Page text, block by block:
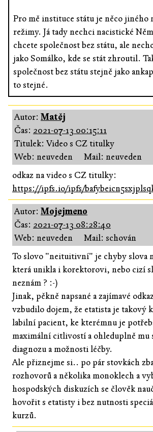
Pro mě instituce státu je něco jiného
režimy. Já tady nechci nacistické
chcete společnost bez státu, ale
jako Somálko, kde se stát zhroutil.
společnost bez státu stejně jako
to stejné.
Autor: Matěj
Čas: 2021-07-13 00:15:11
Titulek: Video s CZ titulky
Web: neuveden
Mail: neuveden
odkaz na video s CZ titulky:
https://ipfs.io/ipfs/
Autor: Mojejmeno
Čas: 2021-07-13 08:28:40
Web: neuveden
Mail: schován
To slovo "neituitivní" je chyby slova
která unikla i korektorovi, nebo cizí
neznám ? :-)
Jinak, pěkně napsané a zajímavé
vzbudilo dojem, že etatista je takový
labilní pacient, ke kterémnu je
maximální citlivostí a ohleduplně mu
diagnozu a možnosti léčby.
Ale přiznejme si.. po pár stovkách
rozhovorů a několika monoklech a
hospodských diskuzích se člověk
hovořit s etatisty i bez nutnosti
kurzů.